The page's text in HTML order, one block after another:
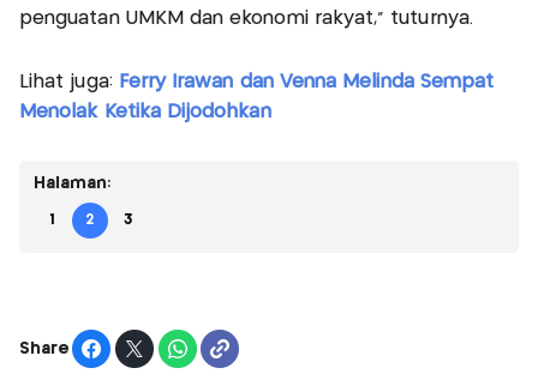
penguatan UMKM dan ekonomi rakyat,” tuturnya.
Lihat juga: Ferry Irawan dan Venna Melinda Sempat
Menolak Ketika Dijodohkan
Halaman:
1 2 3
Share